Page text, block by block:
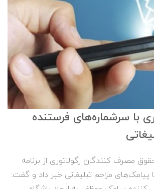
با سرشماره‌های فرستنده
مصرف کنندگان رگولاتوری از برنامه
پیامک‌های مزاحم تبلیغاتی خبر داد و گفت: